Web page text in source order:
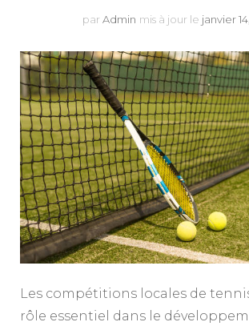
par Admin mis à jour le janvier
Les compétitions locales de
rôle essentiel dans le